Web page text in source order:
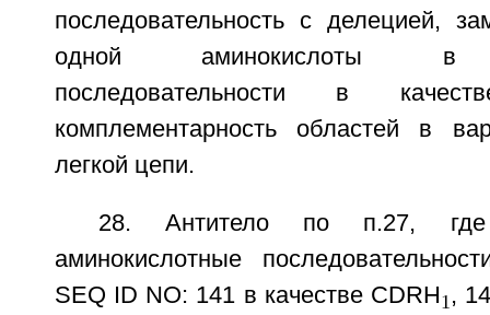
последовательность с делецией,
одной аминокислоты в
последовательности в
комплементарность областей в
легкой цепи.
28. Антитело по п.27, где
аминокислотные
SEQ ID NO: 141 в качестве CDRH1,